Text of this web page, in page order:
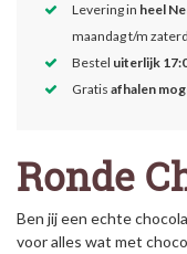
Levering in heel
maandag t/m
Bestel uiterlijk
Gratis afhalen
Ronde
Ben jij een echte
voor alles wat met